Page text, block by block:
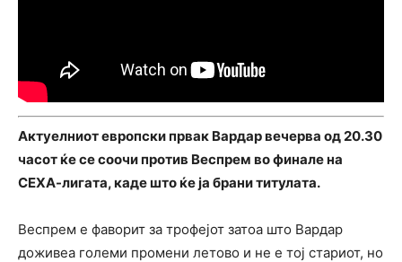
Актуелниот европски првак Вардар вечерва од 20.30
часот ќе се соочи против Веспрем во финале на
СЕХА-лигата, каде што ќе ја брани титулата.
Веспрем е фаворит за трофејот затоа што Вардар
доживеа големи промени летово и не е тој стариот, но